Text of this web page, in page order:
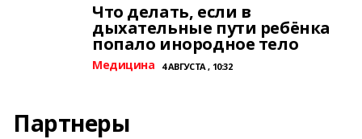
Что делать, если в
дыхательные пути ребёнка
попало инородное тело
Медицина 4 АВГУСТА , 10:32
Партнеры